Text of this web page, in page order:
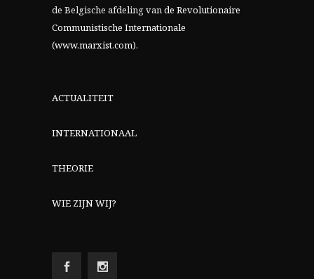
de Belgische afdeling vande Revolutionaire
Communistische Internationale
(www.marxist.com).
ACTUALITEIT
INTERNATIONAAL
THEORIE
WIE ZIJN WIJ?